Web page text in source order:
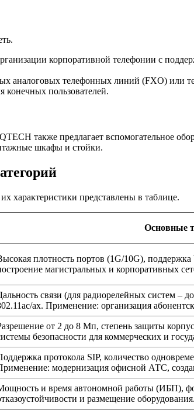
корпоративной телефонии с
аналоговых телефонных линий (FXO) или
конечных пользователей.
также предлагает вспомогательное
шкафы и стойки.
характеристики представлены в таблице.
Основные
плотность портов (1G/10G),
магистральных и корпоративных
связи (для радиорелейных систем –
ax. Применение: организация
от 2 до 8 Мп, степень защиты
безопасности для коммерческих и
протокола SIP, количество
модернизация офисной АТС,
и время автономной работы (ИБП),
и размещение оборудования.